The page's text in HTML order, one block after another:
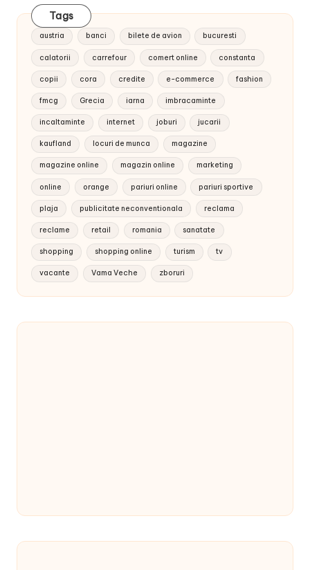
Tags
austria banci bilete de avion bucuresti
calatorii carrefour comert online constanta
copii cora credite e-commerce fashion
fmcg Grecia iarna imbracaminte
incaltaminte internet joburi jucarii
kaufland locuri de munca magazine
magazine online magazin online marketing
online orange pariuri online pariuri sportive
plaja publicitate neconventionala reclama
reclame retail romania sanatate
shopping shopping online turism tv
vacante Vama Veche zboruri